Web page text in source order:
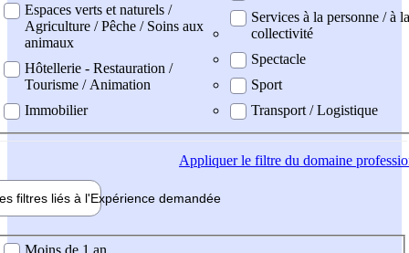
Espaces verts et naturels /
Agriculture / Pêche / Soins aux
animaux
Hôtellerie - Restauration /
Tourisme / Animation
Immobilier
Services à la personne / à la
collectivité
Spectacle
Sport
Transport / Logistique
Appliquerle filtre du domaine
filtres liés à l'Expérience demandée
demandée
Moins de 1 an